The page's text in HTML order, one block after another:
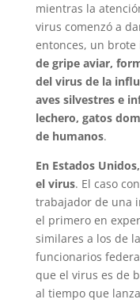
mientras la
virus comenzó a
entonces, un
de gripe aviar,
del virus de la
aves silvestres e
lechero, gatos
de humanos.
En Estados
el virus. El caso
trabajador de una
el primero en
similares a los de
funcionarios
que el virus es de
al tiempo que